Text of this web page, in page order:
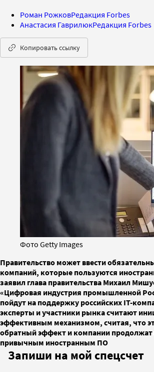
Роман РожковРедакция Forbes
Анастасия ГаврилюкРедакция Forbes
Копировать ссылку
Фото Getty Images
Правительство может ввести
компаний, которые пользуются
заявил глава правительства Михаил
«Цифровая индустрия промышленной
пойдут на поддержку российских IT-
эксперты и участники рынка считают
эффективным механизмом, считая, что
обратный эффект и компании продолжат
привычным иностранным ПО
Запиши на мой спецсчет